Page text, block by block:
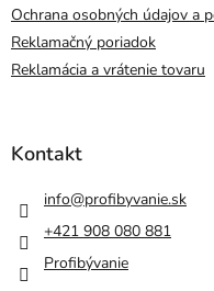
Ochrana osobných údajov a
Reklamačný poriadok
Reklamácia a vrátenie tovaru
Kontakt
info@profibyvanie.sk
+421 908 080 881
Profibývanie